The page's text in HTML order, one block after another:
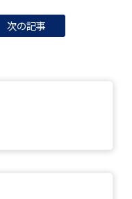
次の記事